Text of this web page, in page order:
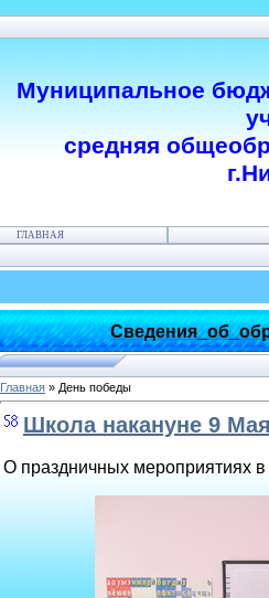
Муниципальное
средняя
ГЛАВНАЯ
Главная » День победы
Школа накануне 9
О праздничных мероприятиях